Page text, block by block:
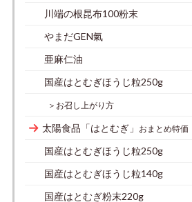
川端の根昆布100粉末
やまだGEN氣
亜麻仁油
国産はとむぎほうじ粒250g
＞お召し上がり方
太陽食品「はとむぎ」 おまとめ特価
国産はとむぎほうじ粒250g
国産はとむぎほうじ粒140g
国産はとむぎ粉末220g